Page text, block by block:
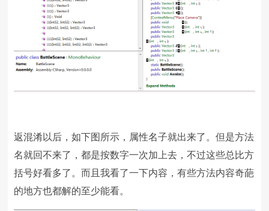
返混淆以后，如下图所示，属性名子就出来了。但是方法
名就回不来了，都是按数字一次加上去，不过这些总比方
括号好看多了。而且我看了一下内容，有些方法内容奇葩
的地方也都解的至少能看。